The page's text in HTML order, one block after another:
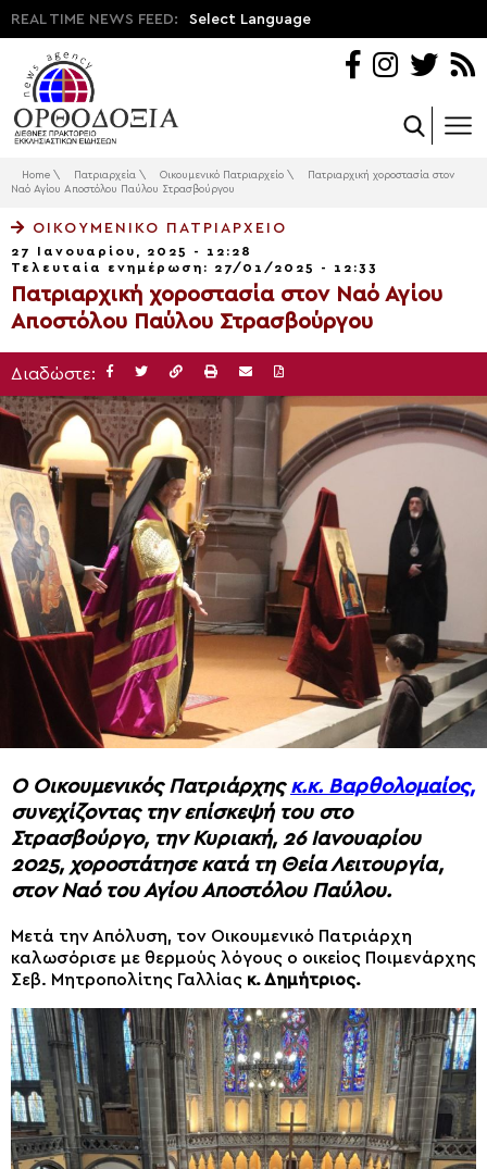
REAL TIME NEWS FEED: Select Language
Home \ Πατριαρχεία \ Οικουμενικό Πατριαρχείο \
Πατριαρχική χοροστασία στον
Ναό Αγίου Αποστόλου Παύλου Στρασβούργου
ΟΙΚΟΥΜΕΝΙΚΌ ΠΑΤΡΙΑΡΧΕΊΟ
27 Ιανουαρίου, 2025 - 12:28
Τελευταία ενημέρωση: 27/01/2025 - 12:33
Πατριαρχική χοροστασία στον Ναό Αγίου
Αποστόλου Παύλου Στρασβούργου
Διαδώστε:
Ο Οικουμενικός Πατριάρχης κ.κ. Βαρθολομαίος,
συνεχίζοντας την επίσκεψή του στο
Στρασβούργο, την Κυριακή, 26 Ιανουαρίου
2025, χοροστάτησε κατά τη Θεία Λειτουργία,
στον Ναό του Αγίου Αποστόλου Παύλου.
Μετά την Απόλυση, τον Οικουμενικό Πατριάρχη
καλωσόρισε με θερμούς λόγους ο οικείος Ποιμενάρχης
Σεβ. Μητροπολίτης Γαλλίας κ. Δημήτριος.